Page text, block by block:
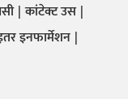
कांटेक्ट उस
इनफार्मेशन